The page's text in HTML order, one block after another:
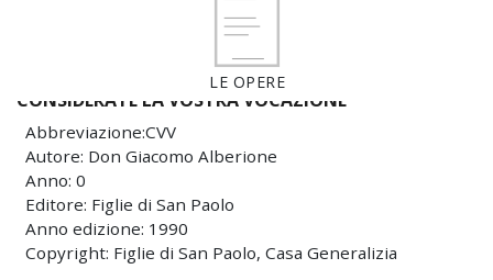
LE OPERE
CONSIDERATE LA VOSTRA VOCAZIONE
Abbreviazione:CVV
Autore: Don Giacomo Alberione
Anno: 0
Editore: Figlie di San Paolo
Anno edizione: 1990
Copyright: Figlie di San Paolo, Casa Generalizia